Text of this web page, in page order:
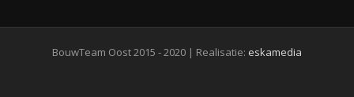
BouwTeam Oost 2015 - 2020 | Realisatie: eskamedia